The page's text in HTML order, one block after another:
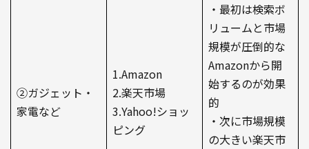
②ガジェット・
家電など
1.Amazon
2.楽天市場
3.Yahoo!ショッ
ピング
・最初は検索ボ
リュームと市場
規模が圧倒的な
Amazonから開
始するのが効果
的
・次に市場規模
の大きい楽天市